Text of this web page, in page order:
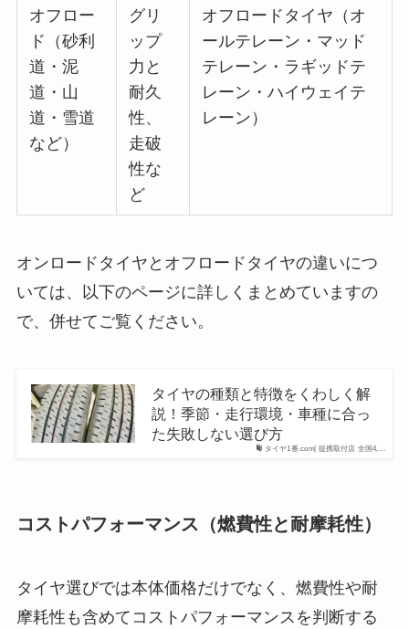
オフロー
ド（砂利
道・泥
道・山
道・雪道
など）
グリ
ップ
力と
耐久
性、
走破
性な
ど
オフロードタイヤ（オ
ールテレーン・マッド
テレーン・ラギッドテ
レーン・ハイウェイテ
レーン）
オンロードタイヤとオフロードタイヤの違いにつ
いては、以下のページに詳しくまとめていますの
で、併せてご覧ください。
タイヤ1番.com| 提携取付店 全国4,...
タイヤの種類と特徴をくわしく解
説！季節・走行環境・車種に合っ
た失敗しない選び方
コストパフォーマンス（燃費性と耐摩耗性）
タイヤ選びでは本体価格だけでなく、燃費性や耐
摩耗性も含めてコストパフォーマンスを判断する